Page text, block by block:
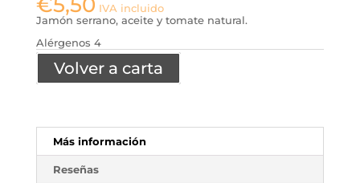
IVA incluido
Jamón serrano, aceite y tomate natural.
Alérgenos 4
Volver a carta
Más información
Reseñas